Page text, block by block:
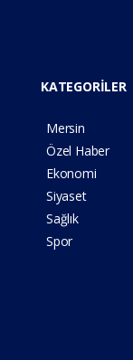
KATEGORİLER
Mersin
Özel Haber
Ekonomi
Siyaset
Sağlık
Spor